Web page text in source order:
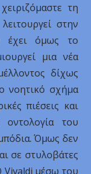
τη
στην
έχει όμως το
μια νέα
δίχως
νοητικό σχήμα
πιέσεις και
οντολογία του
Όμως δεν
σε στυλοβάτες
Vivaldi μέσω του